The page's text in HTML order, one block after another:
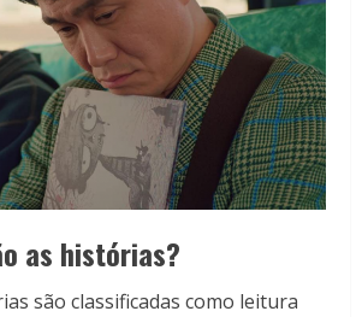
as histórias?
são classificadas como leitura